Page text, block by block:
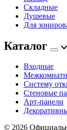
Складные
Душевые
Для
Каталог
Входные
Систему
Стеновые
Арт-панели
© 2026